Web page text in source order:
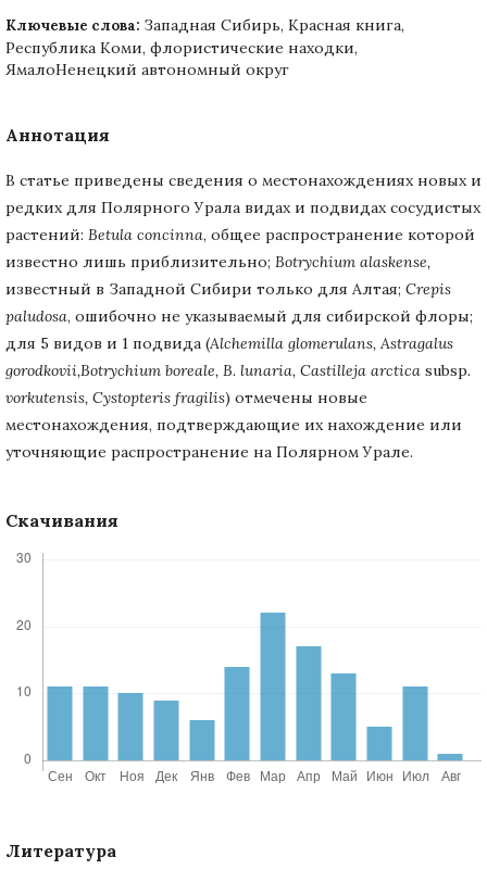
Ключевые слова: Западная Сибирь, Красная книга,
Республика Коми, флористические находки,
ЯмалоНенецкий автономный округ
Аннотация
В статье приведены сведения о местонахождениях новых и
редких для Полярного Урала видах и подвидах сосудистых
растений: Betula concinna, общее распространение которой
известно лишь приблизительно; Botrychium alaskense,
известный в Западной Сибири только для Алтая; Crepis
paludosa, ошибочно не указываемый для сибирской флоры;
для 5 видов и 1 подвида (Alchemilla glomerulans, Astragalus
gorodkovii,Botrychium boreale, B. lunaria, Castilleja arctica subsp.
vorkutensis, Cystopteris fragilis) отмечены новые
местонахождения, подтверждающие их нахождение или
уточняющие распространение на Полярном Урале.
Скачивания
Литература